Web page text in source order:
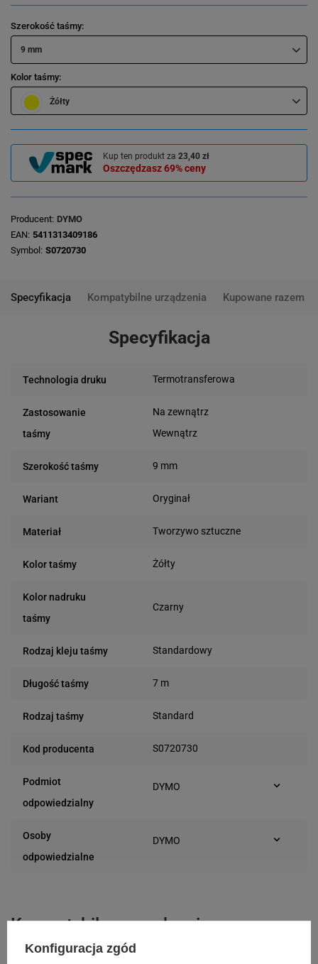
Szerokość taśmy
9 mm
Kolor taśmy
Żółty
Kup ten produkt za 23,40 zł
Oszczędzasz69%ceny
Producent DYMO
EAN 5411313409186
Symbol S0720730
Specyfikacja Kompatybilne urządzenia Kupowane razem
Specyfikacja
Technologia druku Termotransferowa
Zastosowanie
taśmy
Na zewnątrz
Wewnątrz
Szerokość taśmy 9 mm
Wariant Oryginał
Materiał Tworzywo sztuczne
Kolor taśmy Żółty
Kolor nadruku
taśmy
Czarny
Rodzaj kleju taśmy Standardowy
Długość taśmy 7 m
Rodzaj taśmy Standard
Kod producenta S0720730
Podmiot
odpowiedzialny
DYMO
Osoby
odpowiedzialne
DYMO
Kompatybilne urządzenia
Konfiguracja zgód